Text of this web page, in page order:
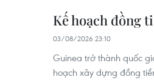
Kế hoạch đồng
03/08/2026 23:10
Guinea trở thành quốc
hoạch xây dựng đồng